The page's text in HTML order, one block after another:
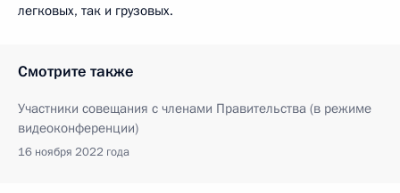
легковых, так и грузовых.
Смотрите также
Участники совещания с членами Правительства (в режиме
видеоконференции)
16 ноября 2022 года